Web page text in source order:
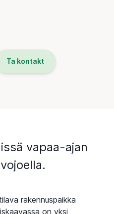
Ta kontakt
vapaa-ajan
rakennuspaikka
on yksi